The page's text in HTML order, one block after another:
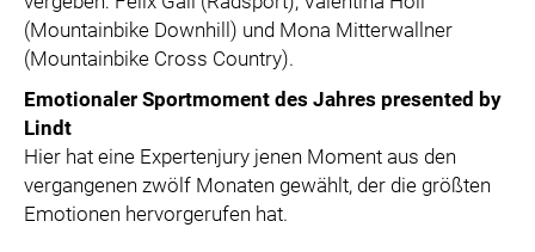
(Mountainbike Downhill) und Mona Mitterwallner
(Mountainbike Cross Country).
Emotionaler Sportmoment des Jahres presented by
Lindt
Hier hat eine Expertenjury jenen Moment aus den
vergangenen zwölf Monaten gewählt, der die größten
Emotionen hervorgerufen hat.